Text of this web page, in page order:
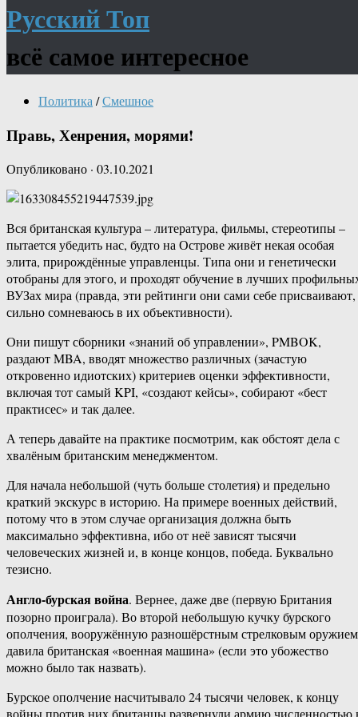
Русский Топ
всё самое интересное
Политика /Смешное
Правь, Хенрения, морями!
Опубликовано · 03.10.2021
Вся британская культура – литература, фильмы, стереотипы –
пытается убедить нас, будто на Острове живёт некая особая
элита, прирождённые управленцы. Типа они и генетически
отобраны для этого, и проходят обучение в лучших
ВУЗах мира (правда, эти рейтинги они сами себе присваивают,
сильно сомневаюсь в их объективности).
Они пишут сборники «знаний об управлении», PMBOK,
раздают MBA, вводят множество различных (зачастую
откровенно идиотских) критериев оценки эффективности,
включая тот самый KPI, «создают кейсы», собирают «бест
практисес» и так далее.
А теперь давайте на практике посмотрим, как обстоят дела с
хвалёным британским менеджментом.
Для начала небольшой (чуть больше столетия) и предельно
краткий экскурс в историю. На примере военных действий,
потому что в этом случае организация должна быть
максимально эффективна, ибо от неё зависят тысячи
человеческих жизней и, в конце концов, победа. Буквально
тезисно.
Англо-бурская война. Вернее, даже две (первую Британия
позорно проиграла). Во второй небольшую кучку бурского
ополчения, вооружённую разношёрстным стрелковым
давила британская «военная машина» (если это убожество
можно было так назвать).
Бурское ополчение насчитывало 24 тысячи человек, к концу